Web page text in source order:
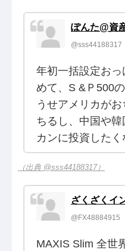
ぽんた@資
@sss44188317
年初一括設定お
めて、S &Ｐ500
うせアメリカが
ちるし、中国や
カンに投資したく
（出典 @sss44188317）
ざくざくイ
@FX48884915
MAXIS Slim 全世